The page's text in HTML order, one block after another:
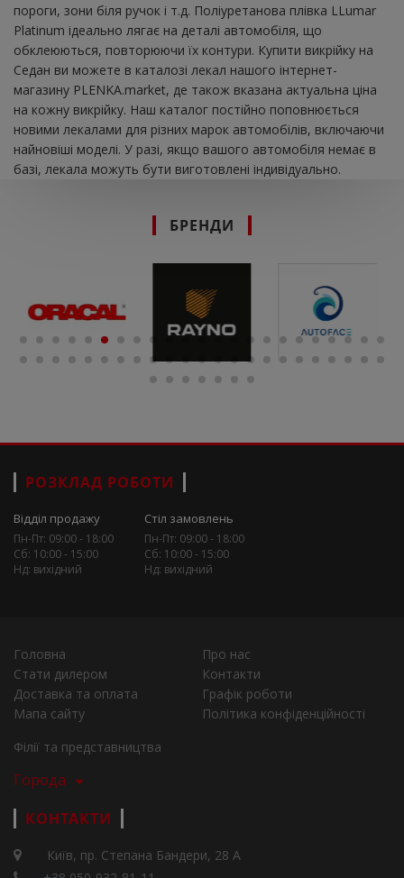
пороги, зони біля ручок і т.д. Поліуретанова плівка LLumar
Platinum ідеально лягає на деталі автомобіля, що
обклеюються, повторюючи їх контури. Купити викрійку на
Седан ви можете в каталозі лекал нашого інтернет-
магазину PLENKA.market, де також вказана актуальна ціна
на кожну викрійку. Наш каталог постійно поповнюється
новими лекалами для різних марок автомобілів, включаючи
найновіші моделі. У разі, якщо вашого автомобіля немає в
базі, лекала можуть бути виготовлені індивідуально.
БРЕНДИ
РОЗКЛАД РОБОТИ
Відділ продажу
Пн-Пт: 09:00 - 18:00
Сб: 10:00 - 15:00
Нд: вихідний
Стіл замовлень
Пн-Пт: 09:00 - 18:00
Сб: 10:00 - 15:00
Нд: вихідний
Головна
Про нас
Стати дилером
Контакти
Доставка та оплата
Графік роботи
Мапа сайту
Політика конфіденційності
Філії та представництва
Города
КОНТАКТИ
Київ, пр. Степана Бандери, 28 А